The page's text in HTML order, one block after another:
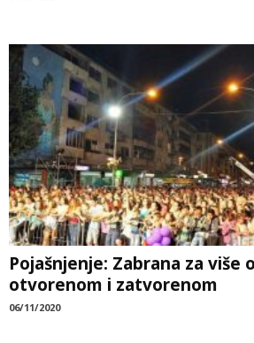
Pojašnjenje: Zabrana za više
otvorenom i zatvorenom
06/11/2020